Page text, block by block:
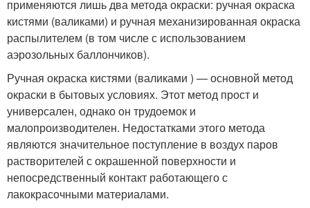
применяются лишь два метода окраски: ручная окраска
кистями (валиками) и ручная механизированная окраска
распылителем (в том числе с использованием
аэрозольных баллончиков).
Ручная окраска кистями (валиками ) — основной метод
окраски в бытовых условиях. Этот метод прост и
универсален, однако он трудоемок и
малопроизводителен. Недостатками этого метода
являются значительное поступление в воздух паров
растворителей с окрашенной поверхности и
непосредственный контакт работающего с
лакокрасочными материалами.